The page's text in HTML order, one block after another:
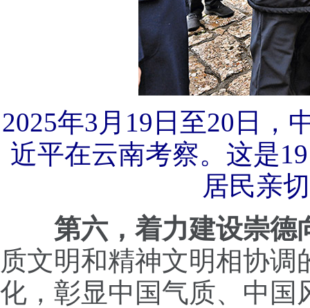
2025年3月19日至20日，
近平在云南考察。这是
居民亲
第六，着力建设崇德
质文明和精神文明相协
化，彰显中国气质、中国